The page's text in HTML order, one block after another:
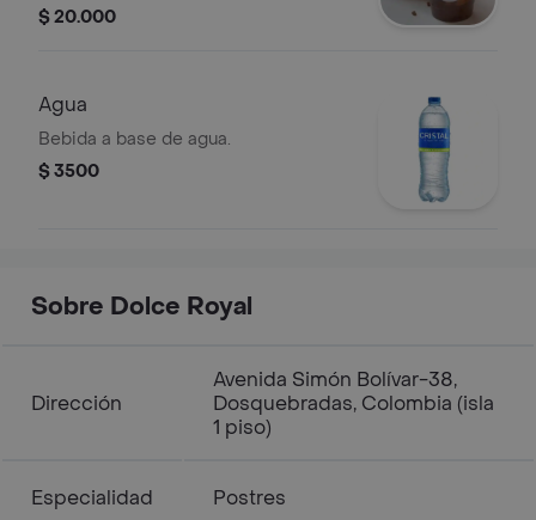
Choco Krispis
$ 20.000
Agua
Bebida a base de agua.
$ 3500
Sobre Dolce Royal
Dirección
Avenida Simón Bolívar-38,
Dosquebradas, Colombia (isla
1 piso)
Especialidad Postres